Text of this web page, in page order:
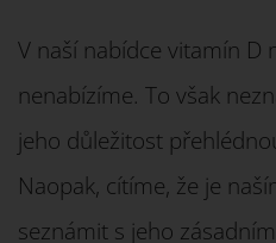
V naší nabídce vitamín D
nenabízíme. To však
jeho důležitost
Naopak, cítíme, že je
seznámit s jeho